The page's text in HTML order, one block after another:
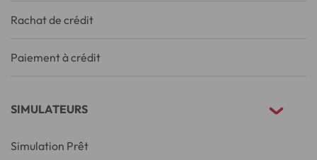
Rachat de crédit
Paiement à crédit
SIMULATEURS
Simulation Prêt